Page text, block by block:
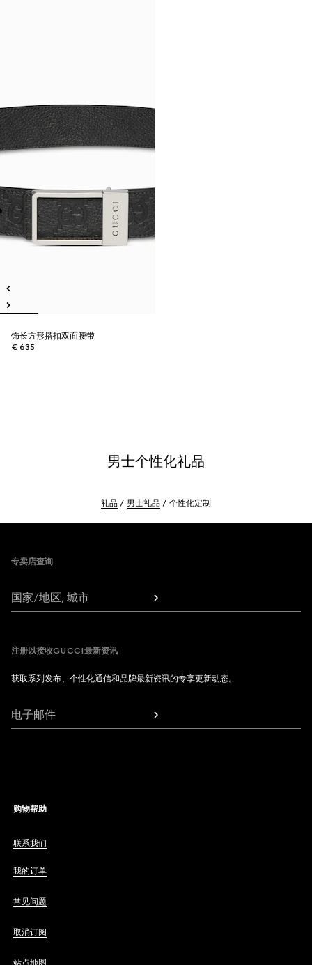
饰长方形搭扣双面腰带
€ 635
男士个性化礼品
礼品 男士礼品 个性化定制
专卖店查询
国家/地区, 城市
注册以接收GUCCI最新资讯
获取系列发布、个性化通信和品牌最新资讯的专享更新动态。
电子邮件
购物帮助
联系我们
我的订单
常见问题
取消订阅
站点地图